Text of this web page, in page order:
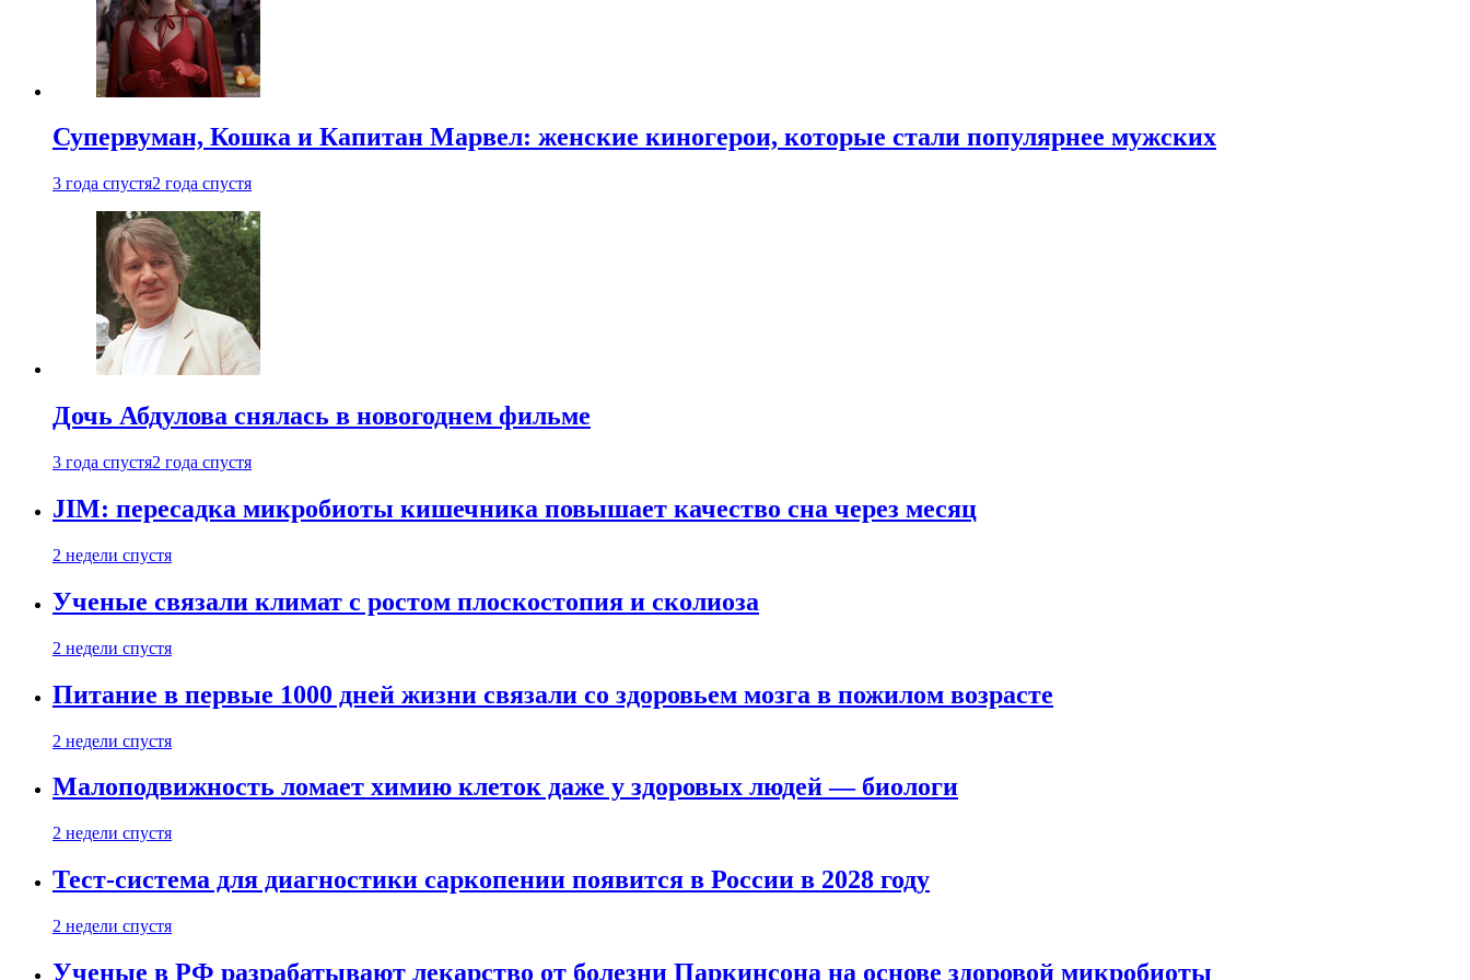
Супервуман, Кошка и Капитан Марвел: женские киногерои, которые стали популярнее мужских
3 года спустя2 года спустя
Дочь Абдулова снялась в новогоднем фильме
3 года спустя2 года спустя
JIM: пересадка микробиоты кишечника повышает качество сна через месяц
2 недели спустя
Ученые связали климат с ростом плоскостопия и сколиоза
2 недели спустя
Питание в первые 1000 дней жизни связали со здоровьем мозга в пожилом возрасте
2 недели спустя
Малоподвижность ломает химию клеток даже у здоровых людей — биологи
2 недели спустя
Тест-система для диагностики саркопении появится в России в 2028 году
2 недели спустя
Ученые в РФ разрабатывают лекарство от болезни Паркинсона на основе здоровой микробиоты